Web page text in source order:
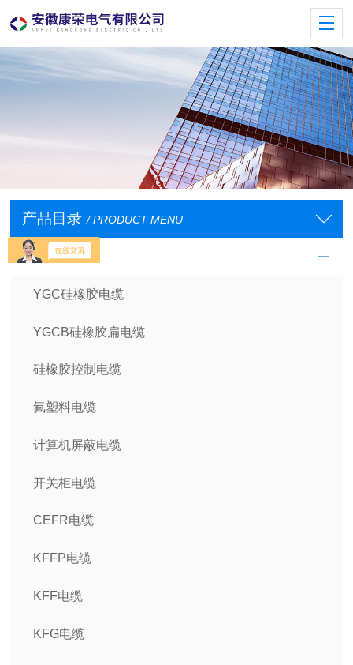
产品目录 / PRODUCT MENU
电缆
YGC硅橡胶电缆
YGCB硅橡胶扁电缆
硅橡胶控制电缆
氟塑料电缆
计算机屏蔽电缆
开关柜电缆
CEFR电缆
KFFP电缆
KFF电缆
KFG电缆